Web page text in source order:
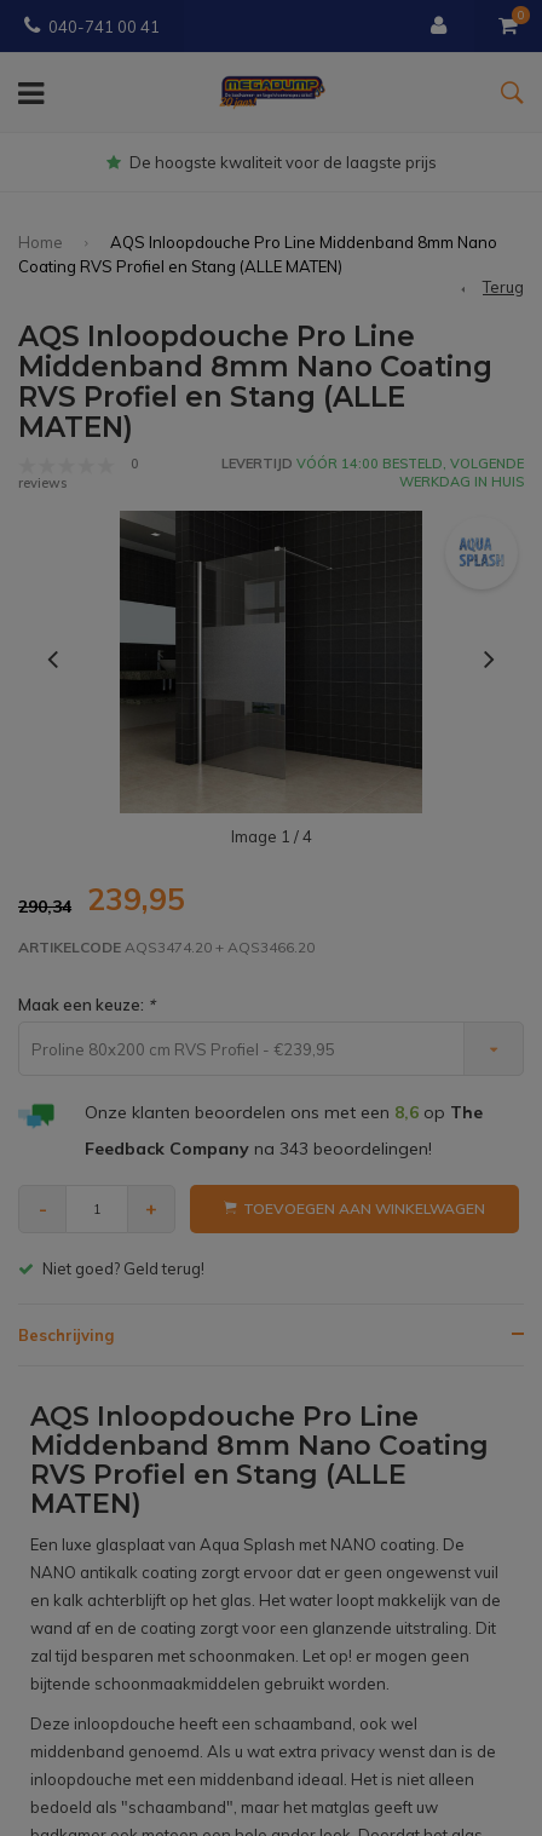
040-741 00 41
0
Gratisbezorgd vanaf € 150
Home
AQS Inloopdouche Pro Line Middenband 8mm Nano
Coating RVS Profiel en Stang (ALLE MATEN)
Terug
AQS Inloopdouche Pro Line
Middenband 8mm Nano Coating
RVS Profiel en Stang (ALLE
MATEN)
0
reviews
LEVERTIJD VÓÓR 14:00 BESTELD, VOLGENDE
WERKDAG IN HUIS
Image 1 / 4
290,34 239,95
ARTIKELCODE AQS3474.20 + AQS3466.20
Maak een keuze: *
Proline 80x200 cm RVS Profiel - €239,95
Onze klanten beoordelen ons met een 8,6op The
Feedback Companyna 343 beoordelingen!
- + TOEVOEGEN AAN WINKELWAGEN
Gratis bezorgen v.a. € 150,- (NL)
Beschrijving
AQS Inloopdouche Pro Line
Middenband 8mm Nano Coating
RVS Profiel en Stang (ALLE
MATEN)
Een luxe glasplaat van Aqua Splash met NANO coating. De
NANO antikalk coating zorgt ervoor dat er geen ongewenst vuil
en kalk achterblijft op het glas. Het water loopt makkelijk van de
wand af en de coating zorgt voor een glanzende uitstraling. Dit
zal tijd besparen met schoonmaken. Let op! er mogen geen
bijtende schoonmaakmiddelen gebruikt worden.
Deze inloopdouche heeft een schaamband, ook wel
middenband genoemd. Als u wat extra privacy wenst dan is de
inloopdouche met een middenband ideaal. Het is niet alleen
bedoeld als "schaamband", maar het matglas geeft uw